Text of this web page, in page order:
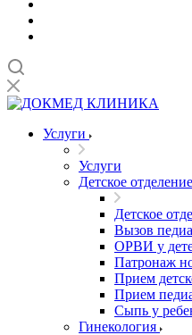
Услуги
Услуги
Детское отделение
Детское
Вызов
ОРВИ у
Патронаж
Прием
Прием
Сыпь у
Гинекология